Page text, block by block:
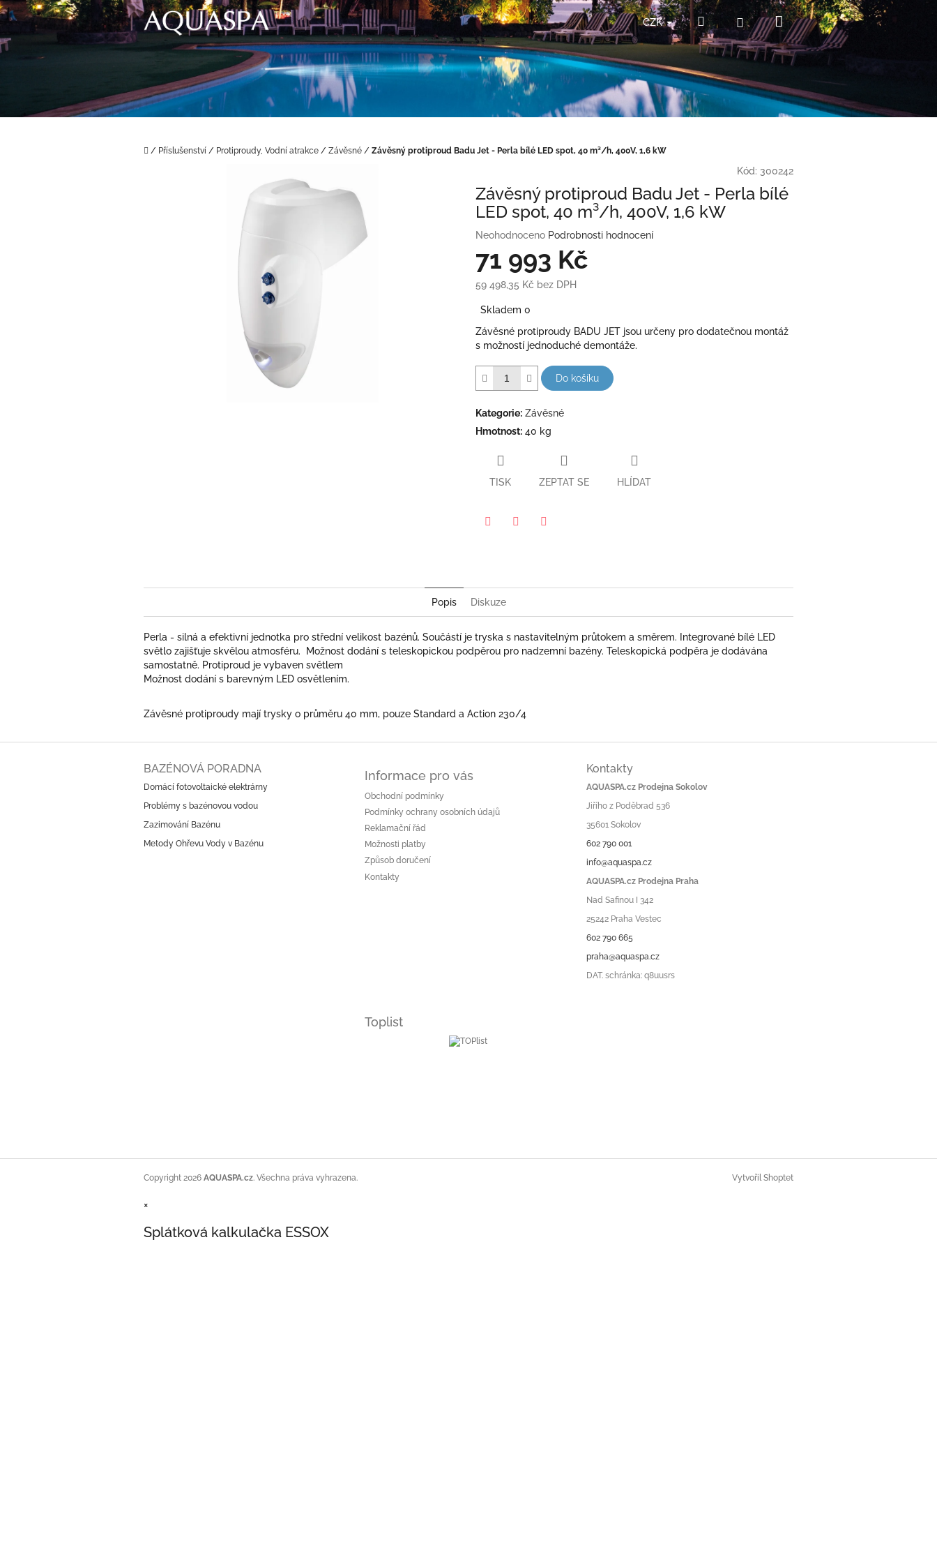
Přejít
na
CZK HledatPřihlášeníNákupní
košík
Domů
/ Příslušenství / Protiproudy, Vodní atrakce / Závěsné / Závěsný protiproud Badu Jet - Perla bílé LED spot, 40 m³/h, 400V, 1,6 kW
Kód: 300242
Závěsný protiproud Badu Jet - Perla bílé
LED spot, 40 m³/h, 400V, 1,6 kW
Průměrné
produktu
0,0
hvězdiček.
Neohodnoceno Podrobnosti hodnocení
71 993 Kč
59 498,35 Kč bez DPH
cena:
Skladem 0
Závěsné protiproudy BADU JET jsou určeny pro dodatečnou montáž
s možností jednoduché demontáže.
Do košíku
Kategorie: Závěsné
Hmotnost: 40 kg
TISK ZEPTAT SE HLÍDAT
Popis Diskuze
Perla - silná a efektivní jednotka pro střední velikost bazénů. Součástí je tryska s nastavitelným průtokem a směrem. Integrované bílé LED
světlo zajišťuje skvělou atmosféru. Možnost dodání s teleskopickou podpěrou pro nadzemní bazény. Teleskopická podpěra je dodávána
samostatně. Protiproud je vybaven světlem
Možnost dodání s barevným LED osvětlením.
Závěsné protiproudy mají trysky o průměru 40 mm, pouze Standard a Action 230/4
BAZÉNOVÁ PORADNA
Domácí fotovoltaické elektrárny
Problémy s bazénovou vodou
Zazimování Bazénu
Metody Ohřevu Vody v Bazénu
Informace pro vás
Obchodní podmínky
Podmínky ochrany osobních údajů
Reklamační řád
Možnosti platby
Způsob doručení
Kontakty
Kontakty
AQUASPA.cz Prodejna Sokolov
Jiřího z Poděbrad 536
35601 Sokolov
602 790 001
info@aquaspa.cz
AQUASPA.cz Prodejna Praha
Nad Safinou I 342
25242 Praha Vestec
602 790 665
praha@aquaspa.cz
DAT. schránka: q8uusrs
Toplist
Vytvořil Shoptet
Copyright 2026 AQUASPA.cz. Všechna práva vyhrazena.
×
Splátková kalkulačka ESSOX